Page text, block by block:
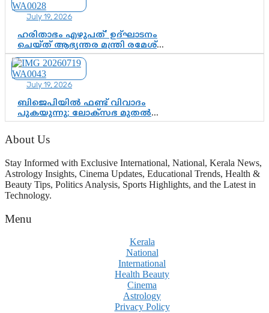
July 19, 2026
ഹരിതാഭം എഴുപത്’ ഉദ്ഘാടനം
ചെയ്ത് ആഭ്യന്തര മന്ത്രി രമേശ്
ചെന്നിത്തല; ആർ. ഹരികുമാറിന്റെ
സപ്തതി ആഘോഷങ്ങൾക്ക്
പ്രൗഢമായ തുടക്കം
July 19, 2026
ബിജെപിയിൽ ഫണ്ട് വിവാദം
പുകയുന്നു; ലോക്സഭ മുതൽ
നിയമസഭ വരെ 140 മണ്ഡലങ്ങളിലെ
ഫണ്ട് വിനിയോഗം
പരിശോധിക്കുമോ? കേന്ദ്രത്തിനും
ഘടകത്തോട് അതൃപ്തി
About Us
Stay Informed with Exclusive International, National, Kerala News,
Astrology Insights, Cinema Updates, Educational Trends, Health &
Beauty Tips, Politics Analysis, Sports Highlights, and the Latest in
Technology.
Menu
Kerala
National
International
Health Beauty
Cinema
Astrology
Privacy Policy